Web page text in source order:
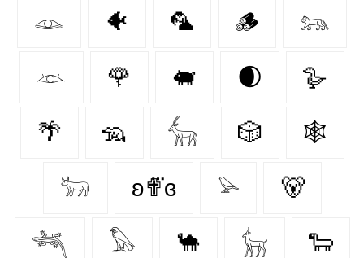
𓁼 🐠 🦜 🪵 𓃬
𓁺 🌹 🐖 🌒 🪿
🌴 🦡 𓃲 🎲 🕸️
𓃽 ʚ✟⃛ɞ 𓅫 🐻
𓆈 𓅃 🐪 𓃴 🐑